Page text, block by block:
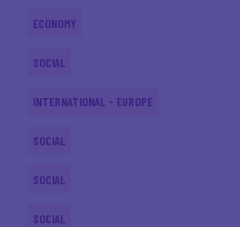
ECONOMY
SOCIAL
INTERNATIONAL - EUROPE
SOCIAL
SOCIAL
SOCIAL